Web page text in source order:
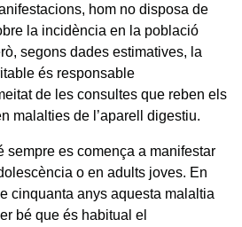
hom no disposa de
la incidència en la població
segons dades estimatives, la
és responsable
de les consultes que reben els
malalties de l’aparell digestiu.
sempre es comença a manifestar
o en adults joves. En
cinquanta anys aquesta malaltia
bé que és habitual el